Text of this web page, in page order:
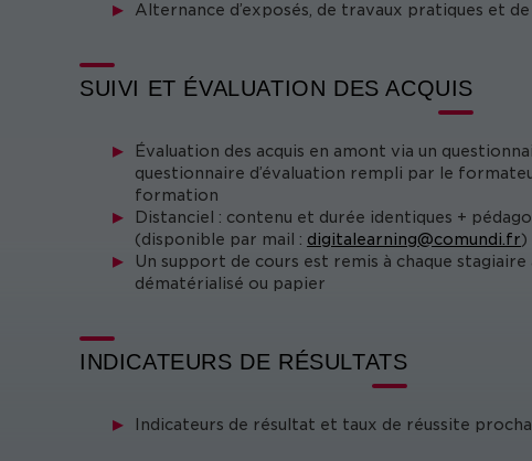
Alternance d’exposés, de travaux pratiques et
SUIVI ET ÉVALUATION DES ACQUIS
Évaluation des acquis en amont via un
questionnaire d’évaluation rempli par le
formation
Distanciel : contenu et durée identiques +
(disponible par mail : digitalearning@comundi.fr)
Un support de cours est remis à chaque
dématérialisé ou papier
INDICATEURS DE RÉSULTATS
Indicateurs de résultat et taux de réussite